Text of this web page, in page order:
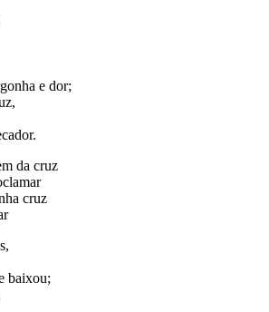
e dor;
da cruz
cruz
baixou;